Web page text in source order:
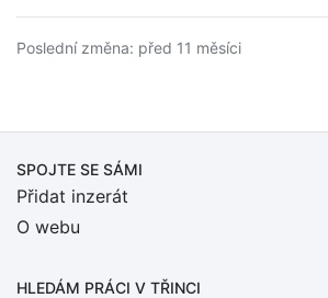
Poslední změna: před 11 měsíci
SPOJTE SE SÁMI
Přidat inzerát
O webu
HLEDÁM PRÁCI V TŘINCI